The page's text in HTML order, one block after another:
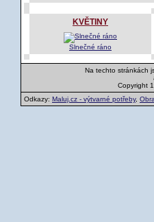
KVĚTINY
Slnečné ráno
Na techto stránkách
Copyright
Odkazy: Maluj.cz - výtvarné potřeby,